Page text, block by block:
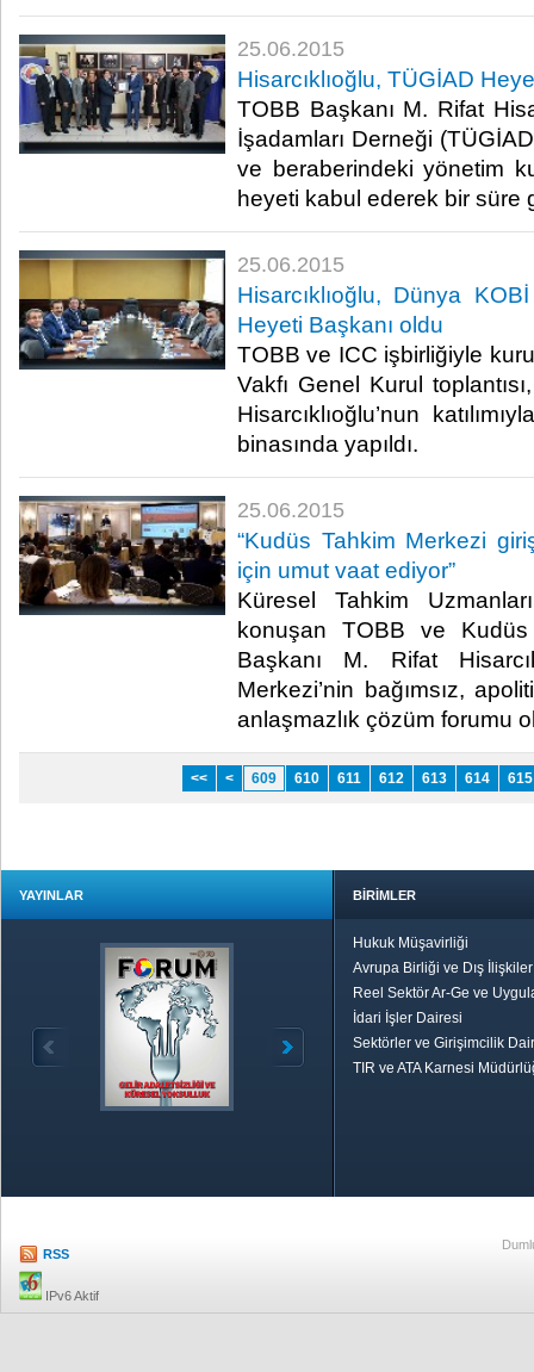
25.06.2015
Hisarcıklıoğlu, TÜGİAD
TOBB Başkanı M. Rifat
İşadamları Derneği
ve beraberindeki yönetim
heyeti kabul ederek bir süre
25.06.2015
Hisarcıklıoğlu, Dünya
Heyeti Başkanı oldu
TOBB ve ICC işbirliğiyle
Vakfı Genel Kurul
Hisarcıklıoğlu’nun
binasında yapıldı.​
25.06.2015
“Kudüs Tahkim Merkezi
için umut vaat ediyor”
Küresel Tahkim
konuşan TOBB ve
Başkanı M. Rifat
Merkezi’nin bağımsız,
anlaşmazlık çözüm forumu
<< < 609 610 611 612 613 614 615
YAYINLAR BİRİMLER
Hukuk Müşavirliği
Avrupa Birliği ve Dış
Reel Sektör Ar-Ge ve
İdari İşler Dairesi
Sektörler ve Girişimcilik
TIR ve ATA Karnesi
RSS
IPv6 Aktif